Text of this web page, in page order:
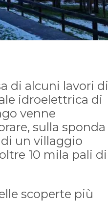
di alcuni lavori di
idroelettrica di
venne
sulla sponda
un villaggio
10 mila pali di
scoperte più